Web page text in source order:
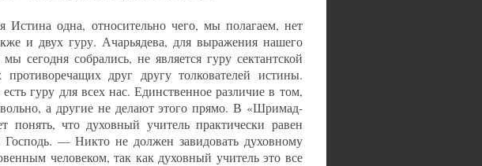
Истина одна, относительно чего, мы полагаем, нет
и двух гуру. Ачарьядева, для выражения нашего
сегодня собрались, не является гуру сектантской
друг другу толкователей истины.
гуру для всех нас. Единственное различие в том,
а другие не делают этого прямо. В «Шримад-
понять, что духовный учитель практически равен
— Никто не должен завидовать духовному
человеком, так как духовный учитель это все